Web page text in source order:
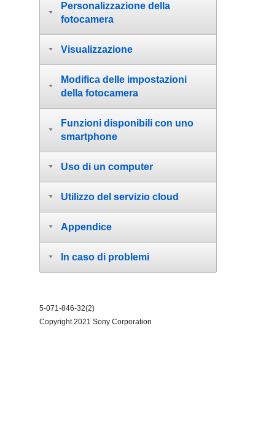
Personalizzazione della
fotocamera
Visualizzazione
Modifica delle impostazioni
della fotocamera
Funzioni disponibili con uno
smartphone
Uso di un computer
Utilizzo del servizio cloud
Appendice
In caso di problemi
5-071-846-32(2)
Copyright 2021 Sony Corporation